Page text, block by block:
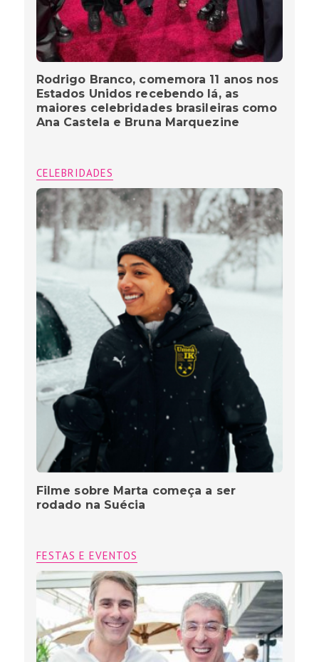
Rodrigo Branco, comemora 11 anos nos
Estados Unidos recebendo lá, as
maiores celebridades brasileiras como
Ana Castela e Bruna Marquezine
CELEBRIDADES
Filme sobre Marta começa a ser
rodado na Suécia
FESTAS E EVENTOS